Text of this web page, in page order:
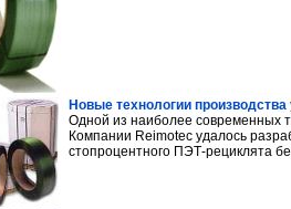
Новые технологии
Одной из наиболее современных
Компании Reimotec удалось
стопроцентного ПЭТ-рециклята